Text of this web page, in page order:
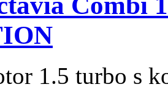
1.5 turbo s